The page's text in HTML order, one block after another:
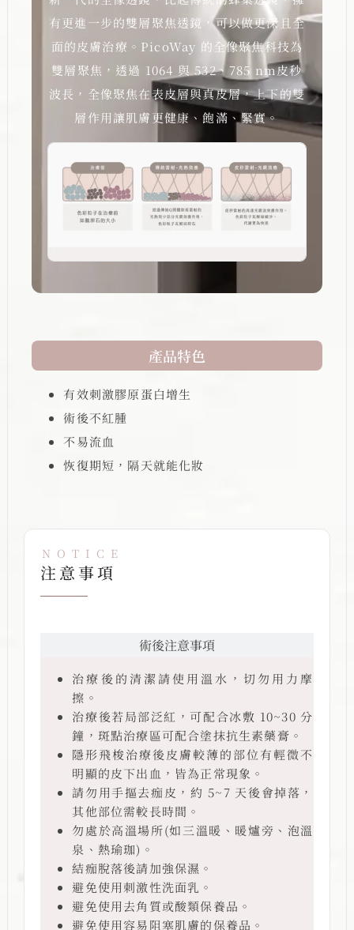
有更進一步的雙層聚焦透鏡，可以做更深且全
面的皮膚治療。PicoWay 的全像聚焦科技為
雙層聚焦，透過 1064 與 532、785 nm皮秒
波長，全像聚焦在表皮層與真皮層，上下的雙
層作用讓肌膚更健康、飽滿、緊實。
產品特色
有效刺激膠原蛋白增生
術後不紅腫
不易流血
恢復期短，隔天就能化妝
NOTICE
注意事項
術後注意事項
治療後的清潔請使用溫水，切勿用力摩
擦。
治療後若局部泛紅，可配合冰敷 10~30 分
鐘，斑點治療區可配合塗抹抗生素藥膏。
隱形飛梭治療後皮膚較薄的部位有輕微不
明顯的皮下出血，皆為正常現象。
請勿用手摳去痂皮，約 5~7 天後會掉落，
其他部位需較長時間。
勿處於高溫場所(如三溫暖、暖爐旁、泡溫
泉、熱瑜珈)。
結痂脫落後請加強保濕。
避免使用刺激性洗面乳。
避免使用去角質或酸類保養品。
避免使用容易阻塞肌膚的保養品。